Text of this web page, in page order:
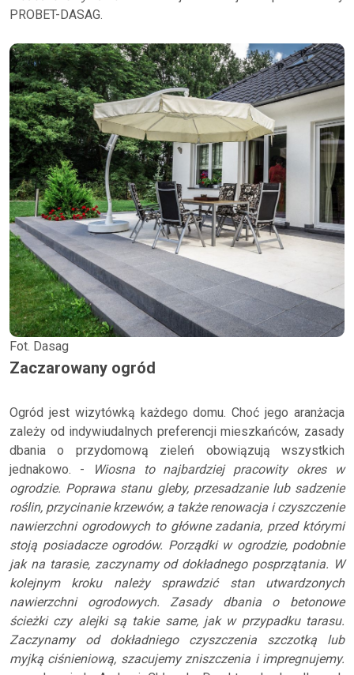
PROBET-DASAG.
Fot. Dasag
Zaczarowany ogród
Ogród jest wizytówką każdego domu. Choć jego aranżacja
zależy od indywiudalnych preferencji mieszkańców, zasady
dbania o przydomową zieleń obowiązują wszystkich
jednakowo. -
Wiosna to najbardziej pracowity okres w
ogrodzie. Poprawa stanu gleby, przesadzanie lub sadzenie
roślin, przycinanie krzewów, a także renowacja i czyszczenie
nawierzchni ogrodowych to główne zadania, przed którymi
stoją posiadacze ogrodów. Porządki w ogrodzie, podobnie
jak na tarasie, zaczynamy od dokładnego posprzątania. W
kolejnym kroku należy sprawdzić stan utwardzonych
nawierzchni ogrodowych. Zasady dbania o betonowe
ścieżki czy alejki są takie same, jak w przypadku tarasu.
Zaczynamy od dokładniego czyszczenia szczotką lub
myjką ciśnieniową, szacujemy zniszczenia i impregnujemy.